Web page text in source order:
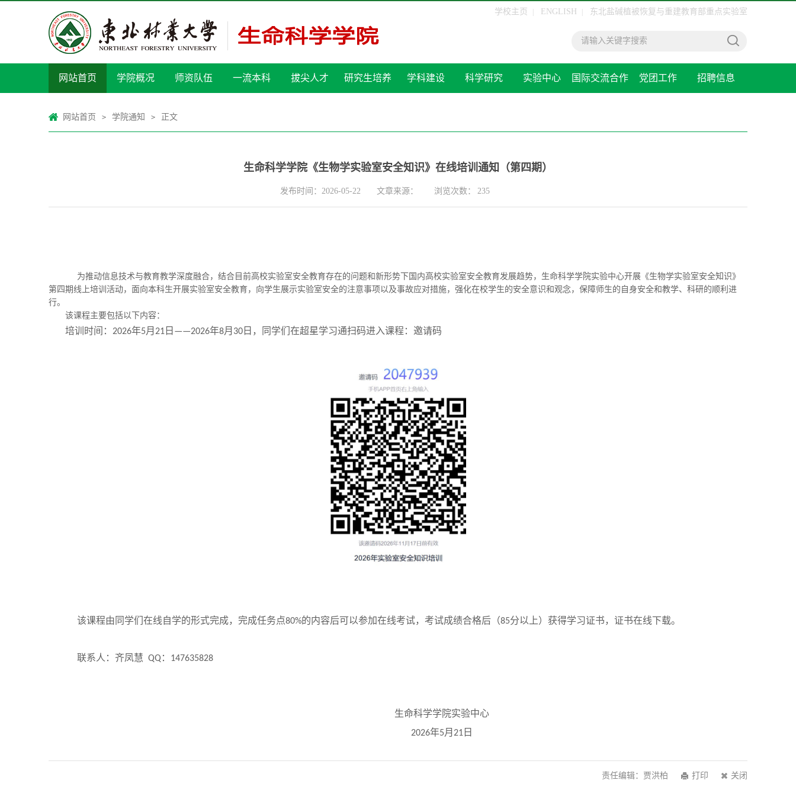
学校主页 ENGLISH 东北盐碱植被恢复与重建教育部重点实验室
网站首页 学院概况 师资队伍 一流本科 拔尖人才 研究生培养 学科建设 科学研究 实验中心 国际交流合作 党团工作 招聘信息
网站首页 > 学院通知 > 正文
生命科学学院《生物学实验室安全知识》在线培训通知（第四期）
发布时间：2026-05-22 文章来源： 浏览次数： 235
为推动信息技术与教育教学深度融合，结合目前高校实验室安全教育存在的问题和新形势下国内高校实验室安全教育发展趋势，生命科学学院实验中心开展《生物学实验室安全知识》
第四期线上培训活动，面向本科生开展实验室安全教育，向学生展示实验室安全的注意事项以及事故应对措施，强化在校学生的安全意识和观念，保障师生的自身安全和教学、科研的顺利进
行。
该课程主要包括以下内容：
培训时间： 2026年5月 21 日 ——2026年8月 30 日，同学们在超星学习通扫码进入课程：邀请码
该课程由同学们在线自学的形式完成，完成任务点80%的内容后可以参加在线考试，考试成绩合格后（85分以上）获得学习证书，证书在线下载。
联系人：齐凤慧 QQ ： 147635828
生命科学学院实验中心
2026年5月 21 日
关闭
打印
责任编辑：贾洪柏